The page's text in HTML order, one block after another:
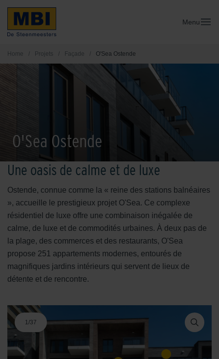
Menu
Home / Projets / Façade / O'Sea Ostende
O'Sea Ostende
Une oasis de calme et de luxe
Ostende, connue comme la « reine des stations balnéaires
», accueille le prestigieux projet O'Sea. Ce complexe
résidentiel de luxe offre une combinaison inégalée de
calme, de luxe et de commodités urbaines. À deux pas de
la plage, des commerces et des restaurants, O'Sea
propose 251 appartements modernes, entourés de
magnifiques jardins intérieurs qui servent de lieux de
détente et de rencontre.
1/37